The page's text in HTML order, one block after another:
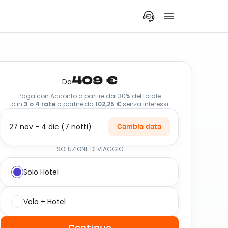
Da409 €
Paga con Acconto a partire dal 30% del totale
o in 3 o 4 ratea partire da 102,25 €senza interessi
27 nov - 4 dic (7 notti) Cambia data
SOLUZIONE DI VIAGGIO
Solo Hotel
Volo + Hotel